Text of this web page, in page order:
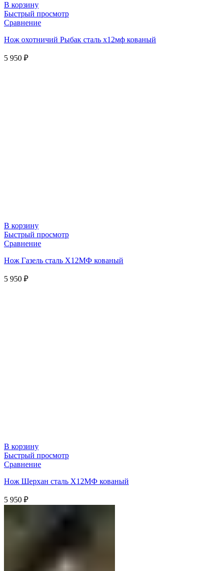
В корзину
Быстрый просмотр
Сравнение
Нож охотничий Рыбак сталь х12мф кованый
5 950 ₽
В корзину
Быстрый просмотр
Сравнение
Нож Газель сталь Х12МФ кованый
5 950 ₽
В корзину
Быстрый просмотр
Сравнение
Нож Шерхан сталь Х12МФ кованый
5 950 ₽